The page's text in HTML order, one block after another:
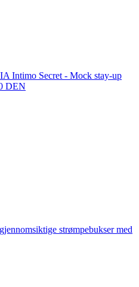
Intimo Secret - Mock stay-up
DEN
strømpebukser med